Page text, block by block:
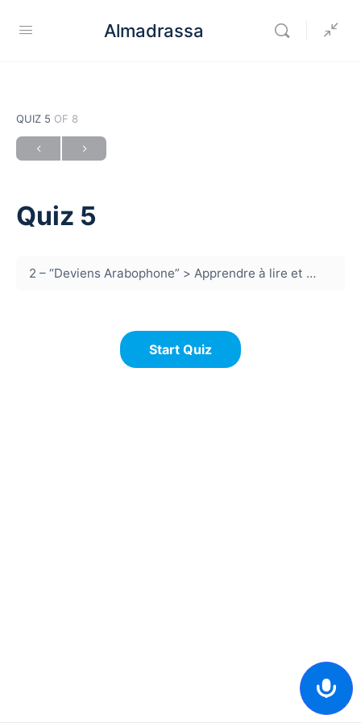
Almadrassa
QUIZ 5 OF 8
Quiz 5
2 – “Deviens Arabophone” Apprendre à lire et écrire